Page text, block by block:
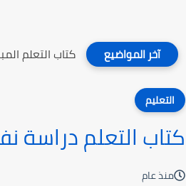
آخر المواضيع كتاب التعلم
التعليم
كتاب التعلم دراسة
منذ عام